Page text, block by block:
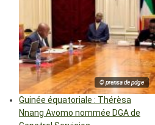
© prensa de pdge
Guinée équatoriale : Thérèsa
Nnang Avomo nommée DGA de